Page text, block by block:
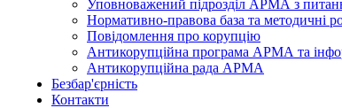
Уповноважений підрозділ АРМА з питань
Нормативно-правова база та методичні
Повідомлення про корупцію
Антикорупційна програма АРМА та
Антикорупційна рада АРМА
Безбар'єрність
Контакти